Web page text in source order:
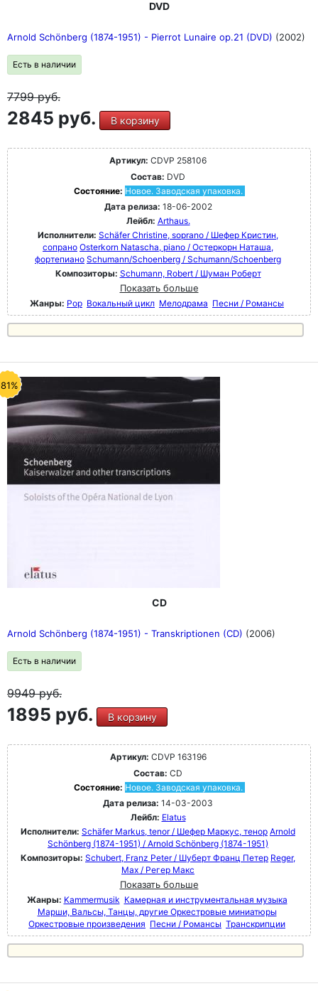
DVD
Arnold Schönberg (1874-1951) - Pierrot Lunaire op.21 (DVD) (2002)
Есть в наличии
7799руб.
2845 руб. В корзину
Артикул: CDVP 258106
Состав: DVD
Состояние: Новое. Заводская упаковка.
Дата релиза: 18-06-2002
Лейбл: Arthaus.
Исполнители: Schäfer Christine, soprano / Шефер Кристин,
сопрано Osterkorn Natascha, piano / Остеркорн Наташа,
фортепиано Schumann/Schoenberg / Schumann/Schoenberg
Композиторы: Schumann, Robert / Шуман Роберт
Показать больше
Жанры: Pop Вокальный цикл Мелодрама Песни / Романсы
CD
Arnold Schönberg (1874-1951) - Transkriptionen (CD) (2006)
Есть в наличии
9949руб.
1895 руб. В корзину
Артикул: CDVP 163196
Состав: CD
Состояние: Новое. Заводская упаковка.
Дата релиза: 14-03-2003
Лейбл: Elatus
Исполнители: Schäfer Markus, tenor / Шефер Маркус, тенор Arnold
Schönberg (1874-1951) / Arnold Schönberg (1874-1951)
Композиторы: Schubert, Franz Peter / Шуберт Франц Петер Reger,
Max / Регер Макс
Показать больше
Жанры: Kammermusik Камерная и инструментальная музыка
Марши, Вальсы, Танцы, другие Оркестровые миниатюры
Оркестровые произведения Песни / Романсы Транскрипции